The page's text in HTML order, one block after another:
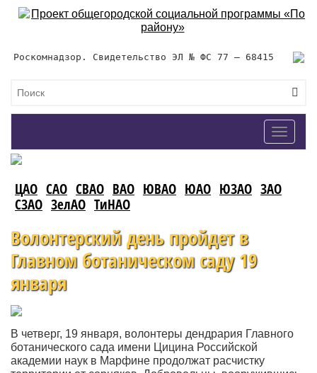
Роскомнадзор. Свидетельство ЭЛ № ФС 77 – 68415
Toggle
ЦАО САО СВАО ВАО ЮВАО ЮАО ЮЗАО ЗАО
СЗАО ЗелАО ТиНАО
Волонтерский день пройдет в
Главном ботаническом саду 19
января
В четверг, 19 января, волонтеры дендрария Главного
ботанического сада имени Цицина Российской
академии наук в Марфине продолжат расчистку